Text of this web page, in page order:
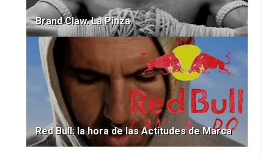
Brand Claw. La Pinza.
Red Bull: la hora de las Actitudes de Marca